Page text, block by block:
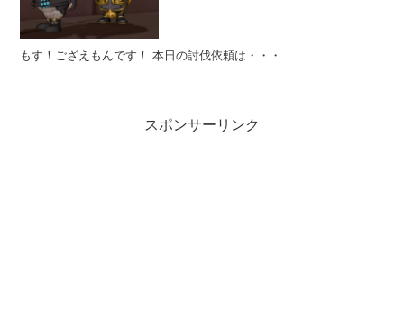
もす！ござえもんです！ 本日の討伐依頼は・・・
スポンサーリンク